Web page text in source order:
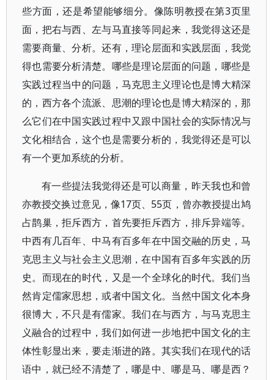
些方面，还是希望能够细分。像陈明教授在第3页里
面，把右与西、左与马直接等同起来，我觉得这还是
需要商量、分析。还有，理论层面和实践层面，我觉
得也需要分析清楚。哪些是理论层面的问题，哪些是
实践过程当中的问题，马克思主义理论也是博大精深
的，西方各个流派、思潮的理论也是博大精深的，那
么它们在中国实践过程中又跟中国社会的实际情况与
文化相结合，这个也是需要分析的，我觉得还是可以
有一个更加系统的分析。
有一些提法我觉得还是可以商量，昨天我也和曾
亦教授交换过意见，像17页、55页，曾亦教授提出鸠
占鹊巢，拒斥西方，首先要拒斥西方，排斥异端等。
中西有几百年、中马有百多年在中国交融的历史，马
克思主义与社会主义思潮，在中国有百多年实践的历
史。而现在的时代，又是一个全球化的时代。我们当
然肯定儒家思想，或者中国文化。当然中国文化本身
很博大，不只是有儒家。我们在与西方，与马克思主
义融合的过程中，我们如何进一步地把中国文化的主
体性彰显出来，要走渐进的路。其实我们在现代的话
语中，就已经不清楚了，哪是中、哪是马、哪是西？